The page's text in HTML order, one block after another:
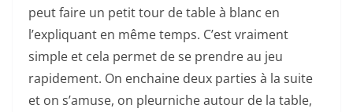
peut faire un petit tour de table à blanc en
l’expliquant en même temps. C’est vraiment
simple et cela permet de se prendre au jeu
rapidement. On enchaine deux parties à la suite
et on s’amuse, on pleurniche autour de la table,